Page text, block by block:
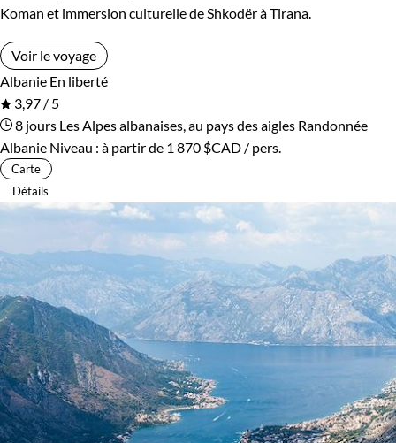
Koman et immersion culturelle de Shkodër à Tirana.
Voir le voyage
Albanie En liberté
3,97 / 5
8 jours Les Alpes albanaises, au pays des aigles Randonnée
Albanie Niveau : à partir de 1 870 $CAD / pers.
Carte
Détails